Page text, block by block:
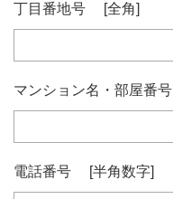
丁目番地号 [全角]
マンション名・部屋番号
電話番号 [半角数字]